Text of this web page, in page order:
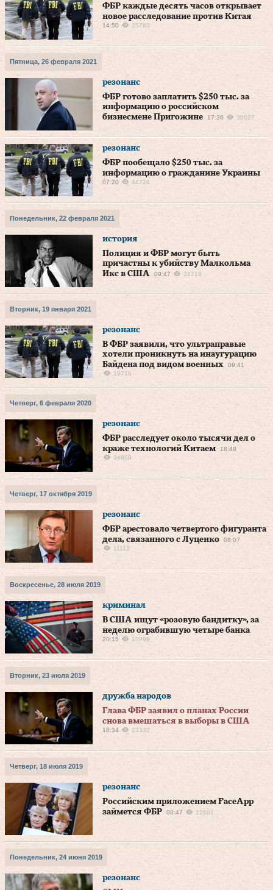
ФБР каждые десять часов открывает
новое расследование против Китая
14:50 25783
Пятница, 26 февраля 2021
резонанс
ФБР готово заплатить $250 тыс. за
информацию о российском
бизнесмене Пригожине
17:36 30027
резонанс
ФБР пообещало $250 тыс. за
информацию о гражданине Украины
07:20 44724
Понедельник, 22 февраля 2021
история
Полиция и ФБР могут быть
причастны к убийству Малкольма
Икс в США
09:47 24218
Вторник, 19 января 2021
резонанс
В ФБР заявили, что ультраправые
хотели проникнуть на инаугурацию
Байдена под видом военных
09:41
19716
Четверг, 6 февраля 2020
резонанс
ФБР расследует около тысячи дел о
краже технологий Китаем
18:48
34869
Четверг, 17 октября 2019
резонанс
ФБР арестовало четвертого фигуранта
дела, связанного с Луценко
08:07
11112
Воскресенье, 28 июля 2019
криминал
В США ищут «розовую бандитку», за
неделю ограбившую четыре банка
20:15 10999
Вторник, 23 июля 2019
дружба народов
Глава ФБР заявил о планах России
снова вмешаться в выборы в США
18:34 23332
Четверг, 18 июля 2019
резонанс
Российским приложением FaceApp
займется ФБР
08:47 12601
Понедельник, 24 июня 2019
резонанс